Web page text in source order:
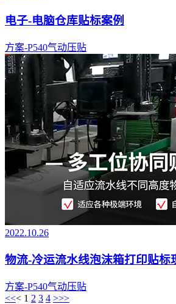
电子-电脑仓库贴标案例
方案-P540气动压贴
2022.10.26
物流-冷运流水线泡沫箱打印贴标
方案-P540气动压贴
<<< 1 2 3 4 >>>